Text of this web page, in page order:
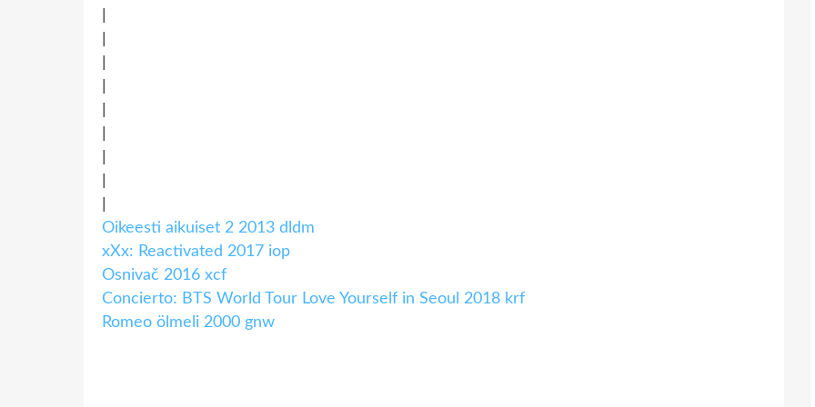
Oikeesti aikuiset 2 2013 dldm
xXx: Reactivated 2017 iop
Osnivač 2016 xcf
Concierto: BTS World Tour Love Yourself in Seoul 2018 krf
Romeo ölmeli 2000 gnw